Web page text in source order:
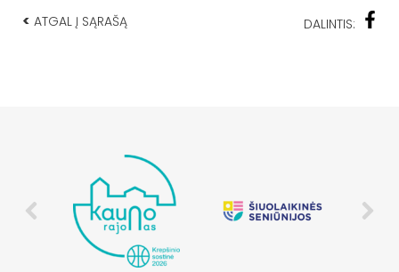
< ATGAL Į SĄRAŠĄ DALINTIS: